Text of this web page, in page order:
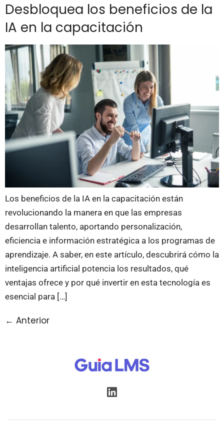
Desbloquea los beneficios de la
IA en la capacitación
Los beneficios de la IA en la capacitación están
revolucionando la manera en que las empresas
desarrollan talento, aportando personalización,
eficiencia e información estratégica a los programas de
aprendizaje. A saber, en este artículo, descubrirá cómo la
inteligencia artificial potencia los resultados, qué
ventajas ofrece y por qué invertir en esta tecnología es
esencial para […]
← Anterior